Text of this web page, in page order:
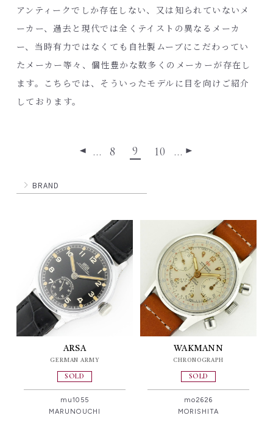
アンティークでしか存在しない、又は知られていないメ
ーカー、過去と現代では全くテイストの異なるメーカ
ー、当時有力ではなくても自社製ムーブにこだわってい
たメーカー等々、個性豊かな数多くのメーカーが存在し
ます。こちらでは、そういったモデルに目を向けご紹介
しております。
◀ … 8 9 10 … ▶
BRAND
ARSA
GERMAN ARMY
SOLD
mu1055
MARUNOUCHI
WAKMANN
CHRONOGRAPH
SOLD
mo2626
MORISHITA